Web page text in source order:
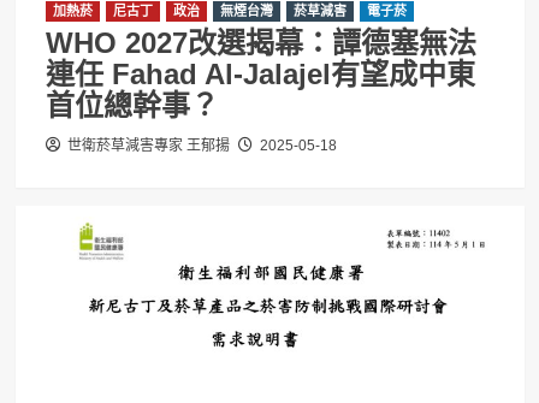
加熱菸 尼古丁 政治 無煙台灣 菸草減害 電子菸
WHO 2027改選揭幕：譚德塞無法
連任 Fahad Al-Jalajel有望成中東
首位總幹事？
世衛菸草減害專家 王郁揚 2025-05-18